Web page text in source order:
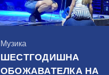
КАтегорија
Музика
ШЕСТГОДИШНА
ОБОЖАВАТЕЛКА НА